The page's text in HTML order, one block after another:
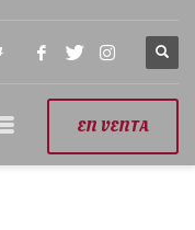
EN VENTA